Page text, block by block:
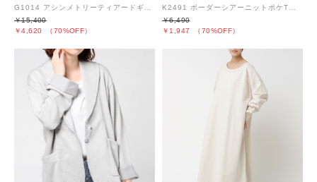
G1014 アシンメトリーティアードギャザースカート
￥4,620 （70%OFF）
￥15,400
K2491 ボーダーシアーニットポケTシャツ
￥1,947 （70%OFF）
￥6,490